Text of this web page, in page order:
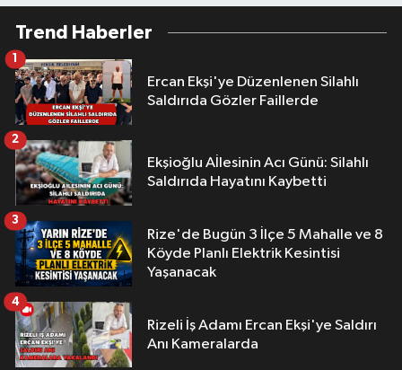
Trend Haberler
Ercan Ekşi'ye Düzenlenen Silahlı
Saldırıda Gözler Faillerde
1
Ekşioğlu Aİlesinin Acı Günü: Silahlı
Saldırıda Hayatını Kaybetti
2
Rize'de Bugün 3 İlçe 5 Mahalle ve 8
Köyde Planlı Elektrik Kesintisi
Yaşanacak
3
Rizeli İş Adamı Ercan Ekşi'ye Saldırı
Anı Kameralarda
4